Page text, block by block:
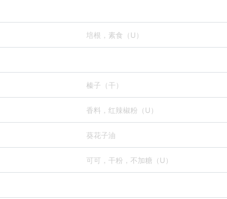
培根，素食（U）
榛子（干）
香料，红辣椒粉（U）
葵花子油
可可，干粉，不加糖（U）